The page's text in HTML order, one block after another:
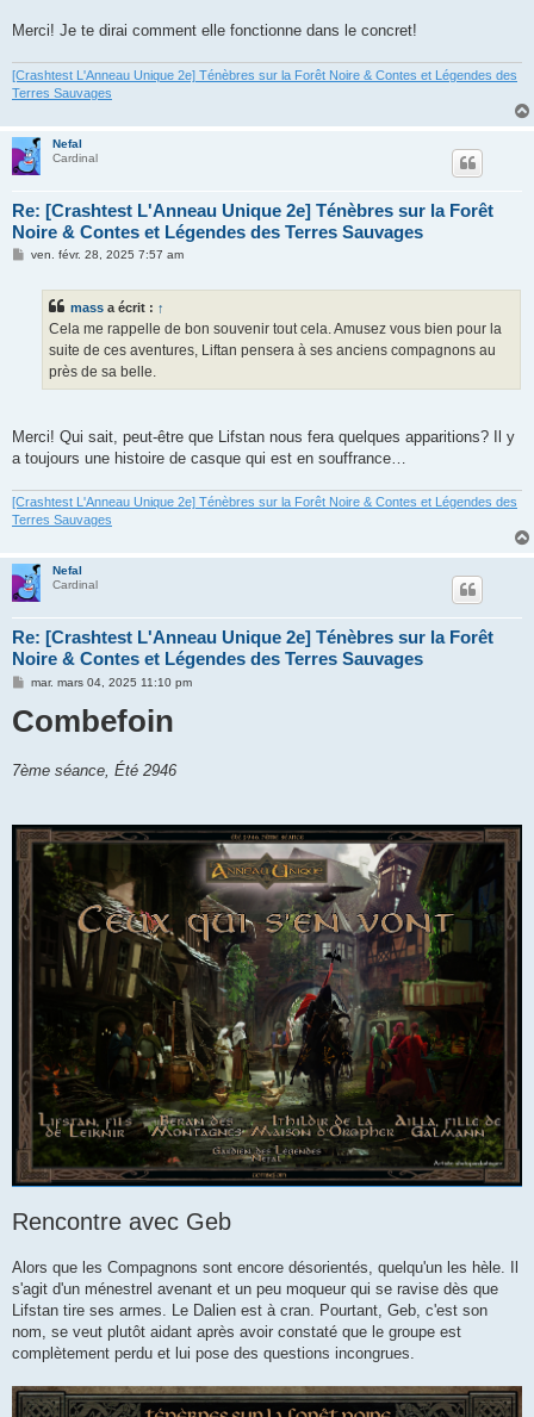
Merci! Je te dirai comment elle fonctionne dans le concret!
[Crashtest L'Anneau Unique 2e] Ténèbres sur la Forêt Noire & Contes et Légendes des
Terres Sauvages
Nefal
Cardinal
Re: [Crashtest L'Anneau Unique 2e] Ténèbres sur la Forêt
Noire & Contes et Légendes des Terres Sauvages
Mven. févr. 28, 2025 7:57 am
mass a écrit : ↑
Cela me rappelle de bon souvenir tout cela. Amusez vous bien pour la
suite de ces aventures, Liftan pensera à ses anciens compagnons au
près de sa belle.
Merci! Qui sait, peut-être que Lifstan nous fera quelques apparitions? Il y
a toujours une histoire de casque qui est en souffrance…
[Crashtest L'Anneau Unique 2e] Ténèbres sur la Forêt Noire & Contes et Légendes des
Terres Sauvages
Nefal
Cardinal
Re: [Crashtest L'Anneau Unique 2e] Ténèbres sur la Forêt
Noire & Contes et Légendes des Terres Sauvages
M
s
s
e
mar. mars 04, 2025 11:10 pm
Combefoin
7ème séance, Été 2946
Rencontre avec Geb
Alors que les Compagnons sont encore désorientés, quelqu'un les hèle. Il
s'agit d'un ménestrel avenant et un peu moqueur qui se ravise dès que
Lifstan tire ses armes. Le Dalien est à cran. Pourtant, Geb, c'est son
nom, se veut plutôt aidant après avoir constaté que le groupe est
complètement perdu et lui pose des questions incongrues.